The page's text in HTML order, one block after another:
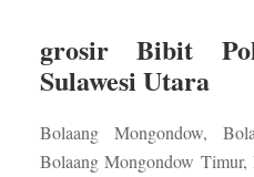
grosir Bibit
Sulawesi Utara
Bolaang Mongondow,
Bolaang Mongondow